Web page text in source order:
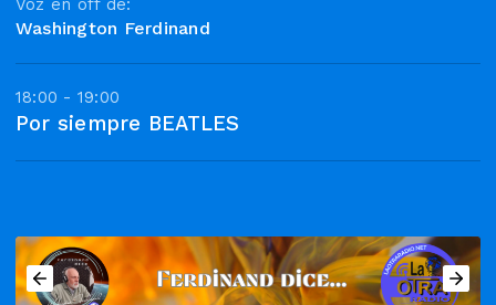
Voz en off de:
Washington Ferdinand
18:00 - 19:00
Por siempre BEATLES